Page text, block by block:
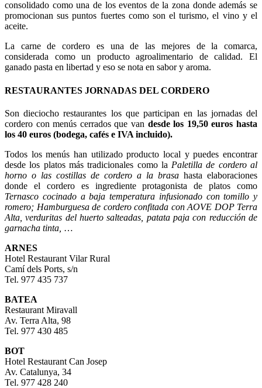
consolidado como una de los eventos de la zona donde además se
promocionan sus puntos fuertes como son el turismo, el vino y el
aceite.
La carne de cordero es una de las mejores de la comarca,
considerada como un producto agroalimentario de calidad. El
ganado pasta en libertad y eso se nota en sabor y aroma.
RESTAURANTES JORNADAS DEL CORDERO
Son dieciocho restaurantes los que participan en las jornadas del
cordero con menús cerrados que van desde los 19,50 euros hasta
los 40 euros (bodega, cafés e IVA incluido).
Todos los menús han utilizado producto local y puedes encontrar
desde los platos más tradicionales como la Paletilla de cordero al
horno o las costillas de cordero a la brasa hasta elaboraciones
donde el cordero es ingrediente protagonista de platos como
Ternasco cocinado a baja temperatura infusionado con tomillo y
romero; Hamburguesa de cordero confitada con AOVE DOP Terra
Alta, verduritas del huerto salteadas, patata paja con reducción de
garnacha tinta, …
ARNES
Hotel Restaurant Vilar Rural
Camí dels Ports, s/n
Tel. 977 435 737
BATEA
Restaurant Miravall
Av. Terra Alta, 98
Tel. 977 430 485
BOT
Hotel Restaurant Can Josep
Av. Catalunya, 34
Tel. 977 428 240